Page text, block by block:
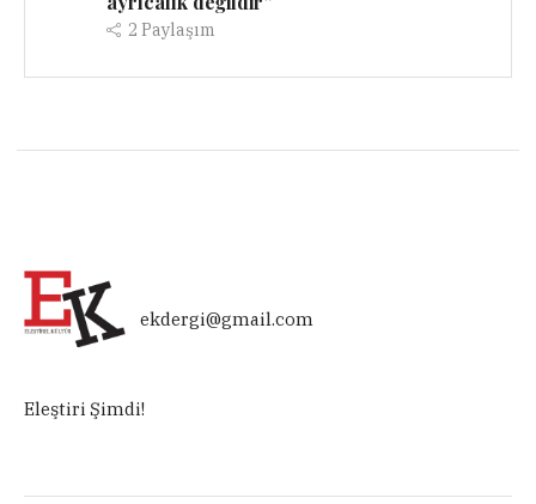
2 Paylaşım
ekdergi@gmail.com
Eleştiri Şimdi!